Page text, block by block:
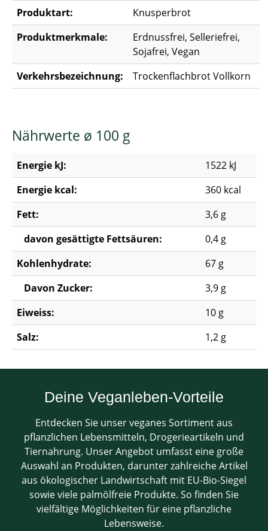
Produktart:
Knusperbrot
Produktmerkmale:
Erdnussfrei, Selleriefrei,
Sojafrei, Vegan
Verkehrsbezeichnung:
Trockenflachbrot Vollkorn
Nährwerte ø 100 g
Energie kJ:
1522 kJ
Energie kcal:
360 kcal
Fett:
3,6 g
davon gesättigte Fettsäuren:
0,4 g
Kohlenhydrate:
67 g
Davon Zucker:
3,9 g
Eiweiss:
10 g
Salz:
1,2 g
Deine Veganleben-Vorteile
Entdecken Sie unser veganes Sortiment aus
pflanzlichen Lebensmitteln, Drogerieartikeln und
Tiernahrung. Unser Angebot umfasst eine große
Auswahl an Produkten, darunter zahlreiche Artikel
aus ökologischer Landwirtschaft mit EU-Bio-Siegel
sowie viele palmölfreie Produkte. So finden Sie
vielfältige Möglichkeiten für eine pflanzliche
Lebensweise.